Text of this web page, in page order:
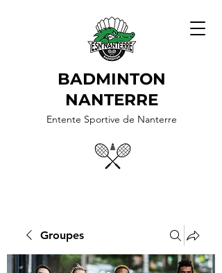
BADMINTON
NANTERRE
Entente Sportive de Nanterre
Groupes